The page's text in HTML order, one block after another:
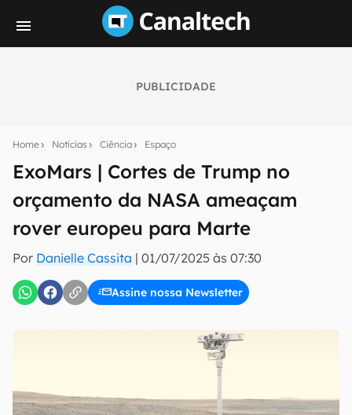
PUBLICIDADE
Home Notícias Ciência Espaço
ExoMars | Cortes de Trump no
orçamento da NASA ameaçam
rover europeu para Marte
Por Danielle Cassita | 01/07/2025 às 07:30
Assine nossa Newsletter
notícias e reviews sobre tecnologia em primeira
mão.
E-mail
inscreva-se
Uso e Política de Privacidade do Canaltech.